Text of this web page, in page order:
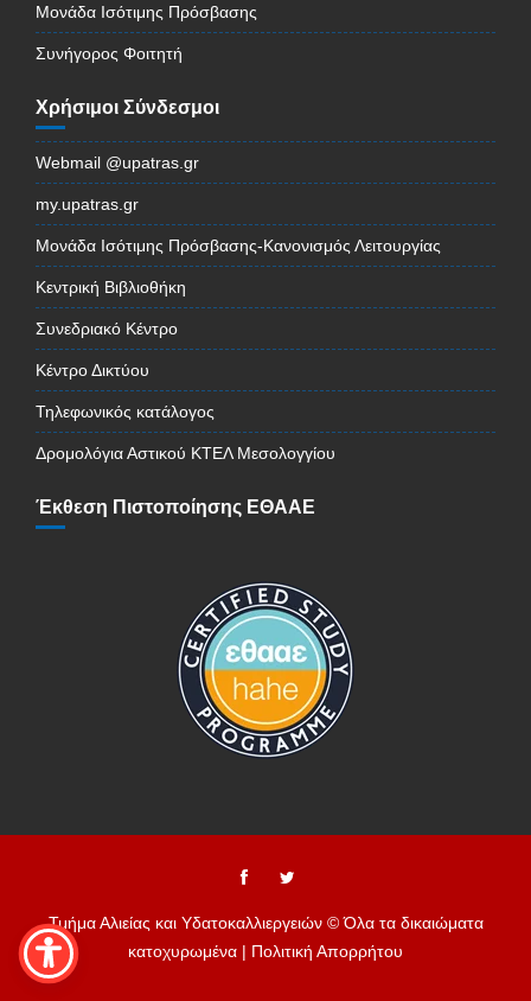
Μονάδα Ισότιμης Πρόσβασης
Συνήγορος Φοιτητή
Χρήσιμοι Σύνδεσμοι
Webmail @upatras.gr
my.upatras.gr
Μονάδα Ισότιμης Πρόσβασης-Κανονισμός Λειτουργίας
Κεντρική Βιβλιοθήκη
Συνεδριακό Κέντρο
Κέντρο Δικτύου
Τηλεφωνικός κατάλογος
Δρομολόγια Αστικού ΚΤΕΛ Μεσολογγίου
Έκθεση Πιστοποίησης ΕΘΑΑΕ
Τμήμα Αλιείας και Υδατοκαλλιεργειών © Όλα τα δικαιώματα
κατοχυρωμένα | Πολιτική Απορρήτου